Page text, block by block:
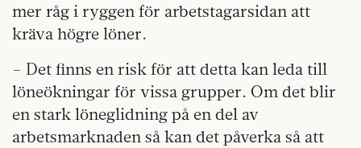
mer råg i ryggen för arbetstagarsidan att
kräva högre löner.
– Det finns en risk för att detta kan leda till
löneökningar för vissa grupper. Om det blir
en stark löneglidning på en del av
arbetsmarknaden så kan det påverka så att